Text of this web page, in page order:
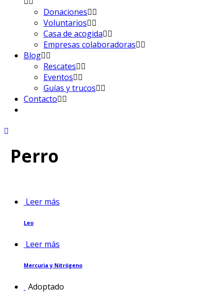
Donaciones
Voluntarios
Casa de acogida
Empresas colaboradoras
Blog
Rescates
Eventos
Guías y trucos
Contacto
Perro
Leer más
Leo
Leer más
Mercuria y Nitrógeno
Adoptado